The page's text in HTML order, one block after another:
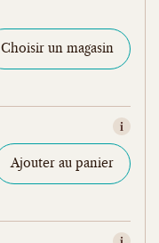
Choisir un magasin
Ajouter au panier